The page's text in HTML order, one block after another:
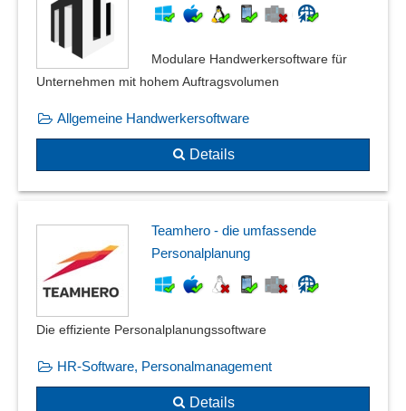
Modulare Handwerkersoftware für
Unternehmen mit hohem Auftragsvolumen
Allgemeine Handwerkersoftware
Details
Teamhero - die umfassende
Personalplanung
Die effiziente Personal­planungs­software
HR-Software, Personalmanagement
Details